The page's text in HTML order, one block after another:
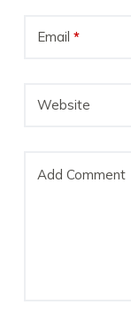
Email *
Website
Add Comment